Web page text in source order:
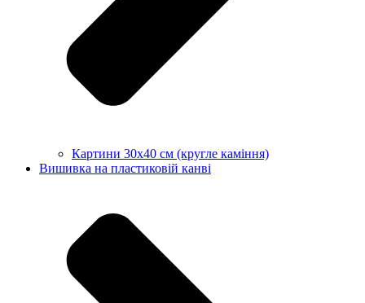
Картини 30х40 см (кругле каміння)
Вишивка на пластиковій канві